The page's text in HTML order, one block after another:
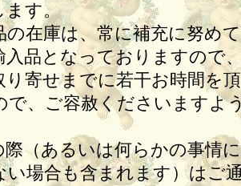
ます。
の在庫は、常に補充に努め
入品となっておりますので
り寄せまでに若干お時間を
で、ご容赦くださいますよ
際（あるいは何らかの事情
い場合も含まれます）はご